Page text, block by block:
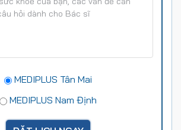
MEDIPLUS Tân Mai
MEDIPLUS Nam Định